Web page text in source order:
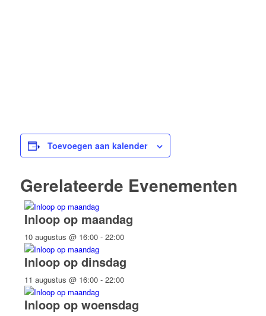
Toevoegen aan kalender
Gerelateerde Evenementen
Inloop op maandag
10 augustus @ 16:00- 22:00
Inloop op dinsdag
11 augustus @ 16:00- 22:00
Inloop op woensdag